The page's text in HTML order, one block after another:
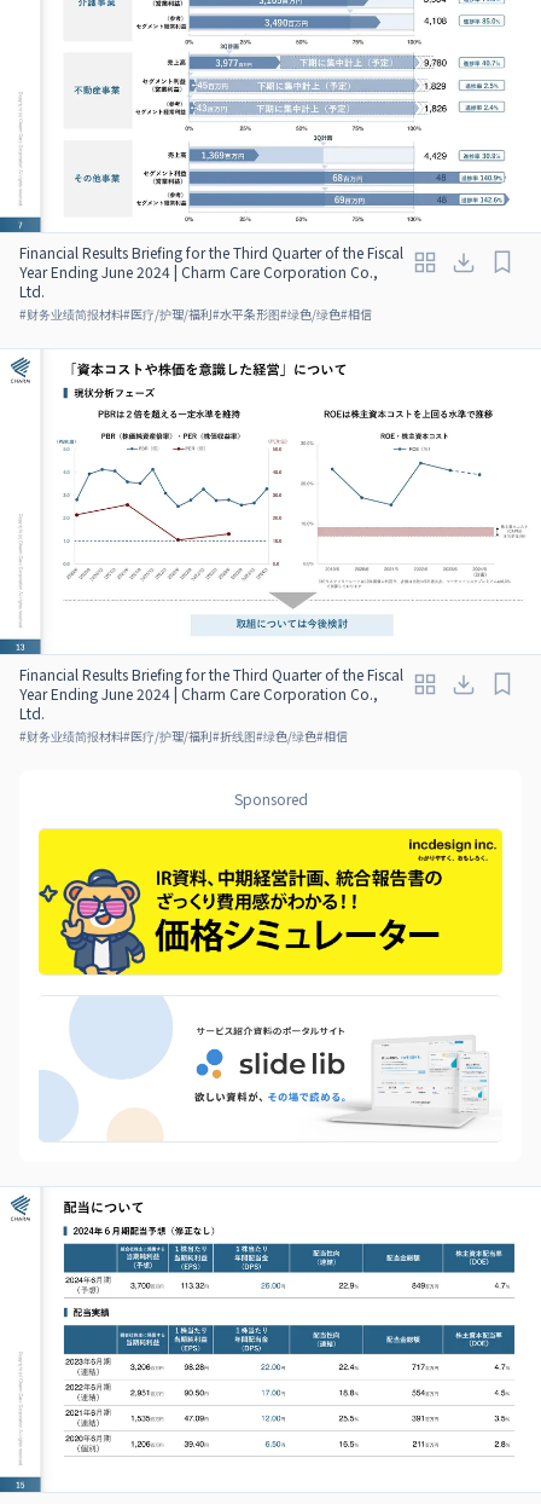
Financial Results Briefing for the Third Quarter of the Fiscal
Year Ending June 2024 | Charm Care Corporation Co.,
Ltd.
#财务业绩简报材料#医疗/护理/福利#水平条形图#绿色/绿色#相信
Financial Results Briefing for the Third Quarter of the Fiscal
Year Ending June 2024 | Charm Care Corporation Co.,
Ltd.
#财务业绩简报材料#医疗/护理/福利#折线图#绿色/绿色#相信
Sponsored